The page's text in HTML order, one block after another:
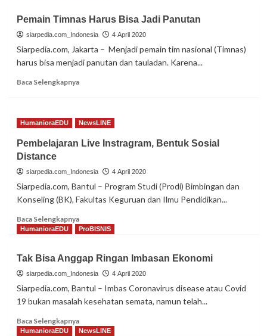
Pemain Timnas Harus Bisa Jadi Panutan
siarpedia.com_Indonesia 4 April 2020
Siarpedia.com, Jakarta – Menjadi pemain tim nasional (Timnas)
harus bisa menjadi panutan dan tauladan. Karena...
Baca SelengkapnyaRead
Timnas
Bisa
Panutan
HumanioraEDU NewsLINE
Pembelajaran Live Instragram, Bentuk Sosial
Distance
siarpedia.com_Indonesia 4 April 2020
Siarpedia.com, Bantul – Program Studi (Prodi) Bimbingan dan
Konseling (BK), Fakultas Keguruan dan Ilmu Pendidikan...
Baca SelengkapnyaRead
more
Live
Instragram,
Bentuk
Sosial
HumanioraEDU ProBISNIS
Tak Bisa Anggap Ringan Imbasan Ekonomi
siarpedia.com_Indonesia 4 April 2020
Siarpedia.com, Bantul – Imbas Coronavirus disease atau Covid
19 bukan masalah kesehatan semata, namun telah...
Baca SelengkapnyaRead
more
HumanioraEDU NewsLINE